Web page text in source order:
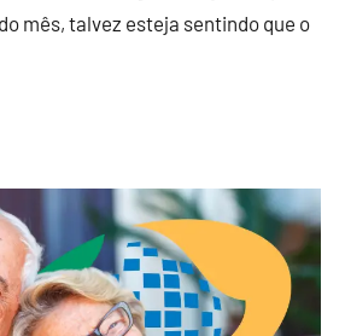
mês, talvez esteja sentindo que o